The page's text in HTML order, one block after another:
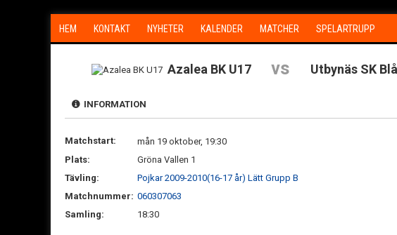
HEM KONTAKT NYHETER KALENDER MATCHER SPELARTRUPP
Azalea BK U17 vs Utbynäs SK Blå
INFORMATION
Matchstart:
mån 19 oktober, 19:30
Plats:
Gröna Vallen 1
Tävling:
Pojkar 2009-2010(16-17 år) Lätt Grupp B
Matchnummer: 060307063
Samling:
18:30